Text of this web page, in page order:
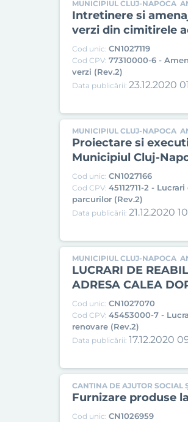
MUNICIPIUL CLUJ-NAPOCA
Intretinere si
verzi din cimitirele
Cod unic: CN1027119
Cod CPV: 77310000-6 -
verzi (Rev.2)
Data publicării: 23.12.2020
MUNICIPIUL CLUJ-NAPOCA
Proiectare si
Municipiul Cluj-
Cod unic: CN1027166
Cod CPV: 45112711-2 -
parcurilor (Rev.2)
Data publicării: 21.12.2020
MUNICIPIUL CLUJ-NAPOCA
LUCRARI DE
ADRESA CALEA
Cod unic: CN1027070
Cod CPV: 45453000-7 -
renovare (Rev.2)
Data publicării: 17.12.2020
CANTINA DE AJUTOR SOCIAL
Furnizare produse
Cod unic: CN1026959